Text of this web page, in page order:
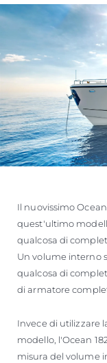
Il nuovissimo
quest'ultimo
qualcosa di
Un volume interno
qualcosa di
di armatore
Invece di utilizzare
modello, l'Ocean
misura del volume